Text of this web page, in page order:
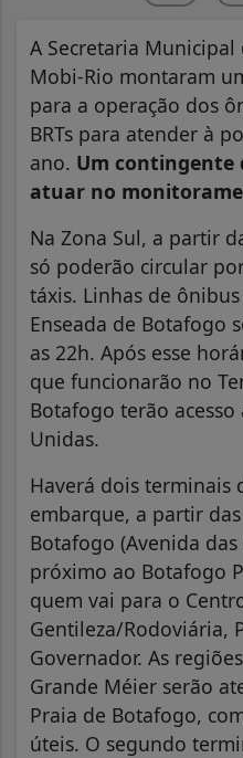
A Secretaria Municipal
Mobi-Rio montaram
para a operação dos
BRTs para atender à
ano. Um contingente
atuar no
Na Zona Sul, a partir
só poderão circular
táxis. Linhas de
Enseada de Botafogo
as 22h. Após esse
que funcionarão no
Botafogo terão acesso
Unidas.
Haverá dois terminais
embarque, a partir
Botafogo (Avenida das
próximo ao Botafogo
quem vai para o
Gentileza/Rodoviária,
Governador. As
Grande Méier serão
Praia de Botafogo,
úteis. O segundo